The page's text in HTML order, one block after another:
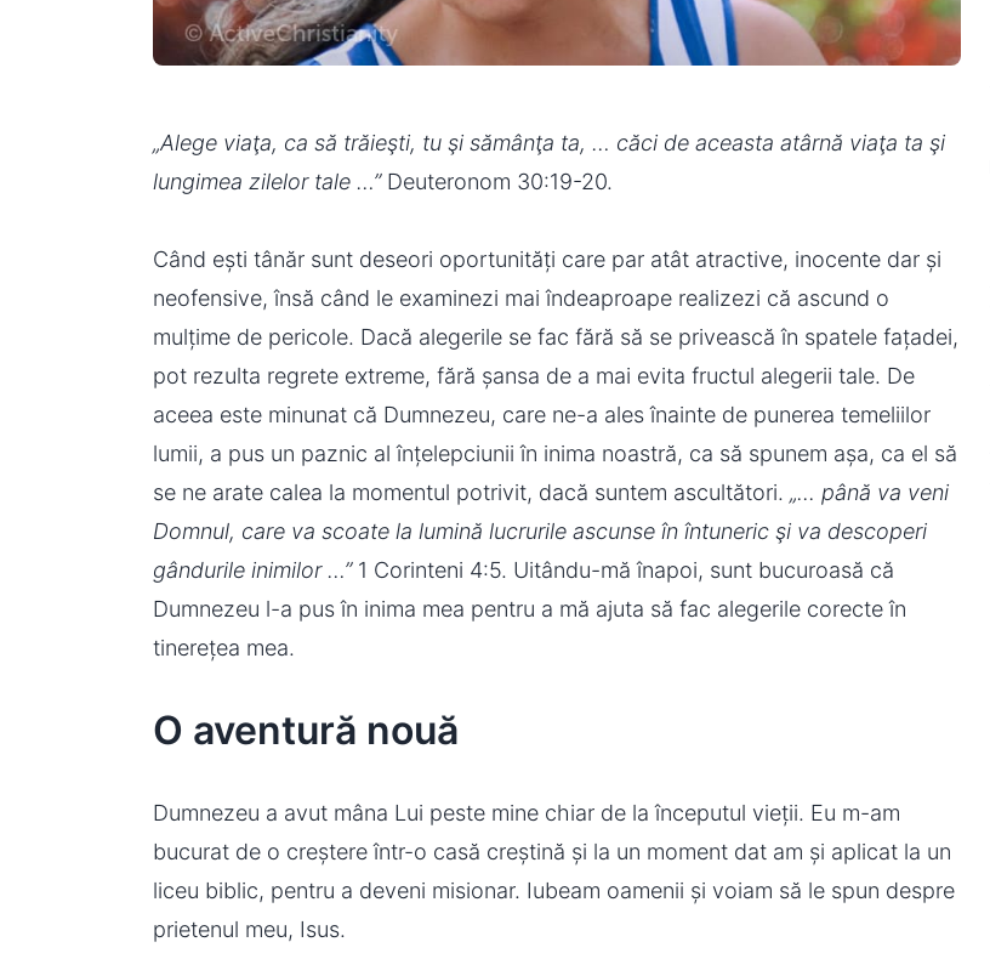
„Alege viaţa, ca să trăieşti, tu şi sămânţa ta, … căci de aceasta atârnă viaţa ta şi
lungimea zilelor tale …”Deuteronom 30:19-20.
Când ești tânăr sunt deseori oportunități care par atât atractive, inocente dar și
neofensive, însă când le examinezi mai îndeaproape realizezi că ascund o
mulțime de pericole. Dacă alegerile se fac fără să se privească în spatele fațadei,
pot rezulta regrete extreme, fără șansa de a mai evita fructul alegerii tale. De
aceea este minunat că Dumnezeu, care ne-a ales înainte de punerea temeliilor
lumii, a pus un paznic al înțelepciunii în inima noastră, ca să spunem așa, ca el să
se ne arate calea la momentul potrivit, dacă suntem ascultători. „... până va veni
Domnul, care va scoate la lumină lucrurile ascunse în întuneric şi va descoperi
gândurile inimilor …”1 Corinteni 4:5. Uitându-mă înapoi, sunt bucuroasă că
Dumnezeu l-a pus în inima mea pentru a mă ajuta să fac alegerile corecte în
tinerețea mea.
O aventură nouă
Dumnezeu a avut mâna Lui peste mine chiar de la începutul vieții. Eu m-am
bucurat de o creștere într-o casă creștină și la un moment dat am și aplicat la un
liceu biblic, pentru a deveni misionar. Iubeam oamenii și voiam să le spun despre
prietenul meu, Isus.